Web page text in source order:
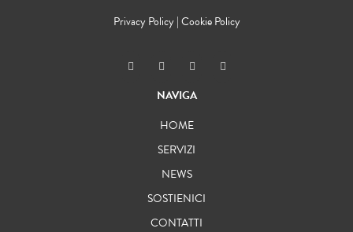
Privacy Policy|Cookie Policy
NAVIGA
HOME
SERVIZI
NEWS
SOSTIENICI
CONTATTI